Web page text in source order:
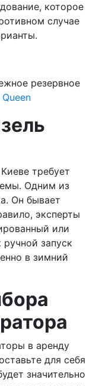
которое
случае
резервное
требует
Одним из
Он бывает
эксперты
или
запуск
в зимний
в аренду
для себя
значительно